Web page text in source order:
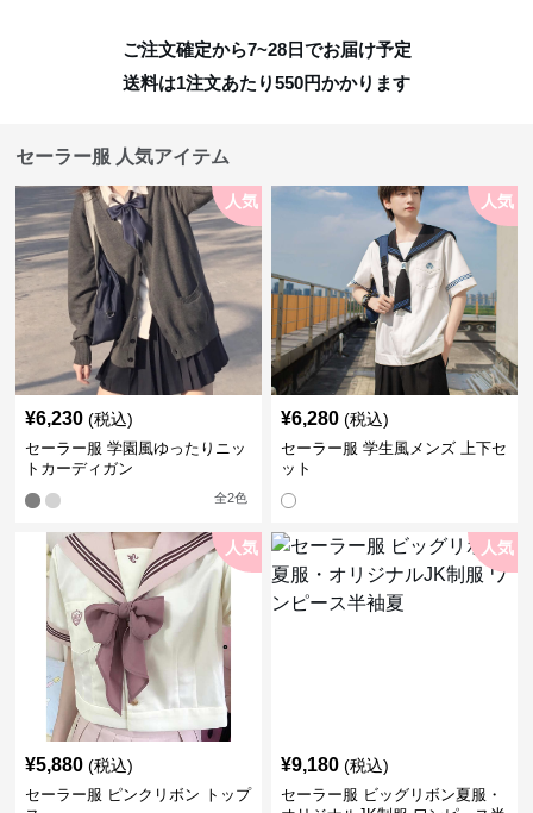
ご注文確定から7~28日でお届け予定
送料は1注文あたり550円かかります
セーラー服 人気アイテム
人気
¥6,230 (税込)
セーラー服 学園風ゆったりニッ
トカーディガン
全2色
人気
¥6,280 (税込)
セーラー服 学生風メンズ 上下セ
ット
人気
¥5,880 (税込)
セーラー服 ピンクリボン トップ
人気
¥9,180 (税込)
セーラー服 ビッグリボン夏服・